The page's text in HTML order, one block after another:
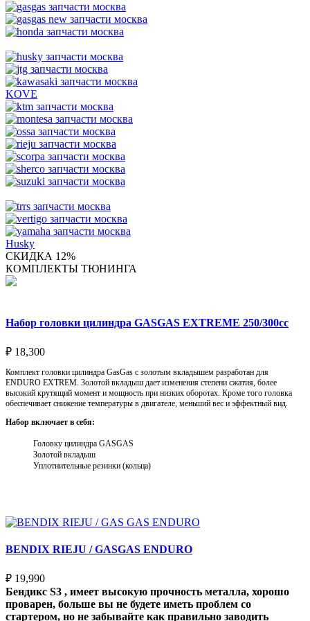
KOVE
Husky
СКИДКА 12%
КОМПЛЕКТЫ ТЮНИНГА
Набор головки цилиндра GASGAS EXTREME 250/300cc
₽ 18,300
Комплект головки цилиндра GasGas с золотым вкладышем разработан для
ENDURO EXTREM. Золотой вкладыш дает изменения степени сжатия, более
высокий крутящий момент и мощность при низких оборотах. Кроме того головка
обеспечивает снижение температуры в двигателе, меньший вес и эффектный вид.
Набор включает в себя:
Головку цилиндра GASGAS
Золотой вкладыш
Уплотнительные резинки (кольца)
BENDIX RIEJU / GASGAS ENDURO
₽ 19,990
Бендикс S3 , имеет высокую прочность металла, хорошо
проварен, больше вы не будете иметь проблем со
стартером, но не забывайте как правильно заводить